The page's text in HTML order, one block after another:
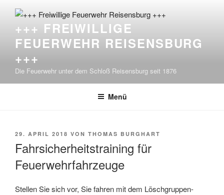
Inhalt
springen+++ FREIWILLIGE
FEUERWEHR REISENSBURG
+++
Die Feuerwehr unter dem Schloß Reisensburg seit 1876
Menü
VERÖFFENTLICHT
29. APRIL 2018 VON THOMAS BURGHART
Fahrsicherheitstraining für
Feuerwehrfahrzeuge
Stellen Sie sich vor, Sie fahren mit dem Löschgruppen-